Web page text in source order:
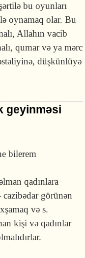
bu oyunları
oynamaq olar. Bu
Allahın vacib
qumar və ya mərc
düşkünlüyə
geyinməsi
bilerem
qadınlara
görünən
və s.
kişi və qadınlar